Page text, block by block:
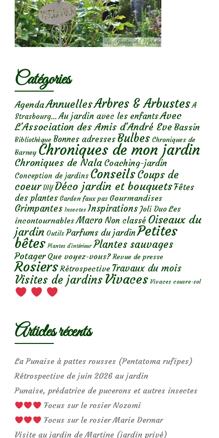
Catégories
AgendaAnnuellesArbres & Arbustes A
Strasbourg... Au jardin avec les enfantsAvec
L'Association des Amis d'André Eve Bassin
Bibliothèque Bonnes adresses Bulbes Chroniques de
Barney Chroniques de mon jardin
Chroniques de Nala Coaching-jardin
Conception de jardins ConseilsCoups de
coeur DIY Déco jardin et bouquetsFêtes
des plantes Garden faux pas Gourmandises
Grimpantes Insectes Inspirations Joli Duo Les
incontournables Macro Non classé Oiseaux du
jardin Outils Parfums du jardinPetites
bêtes Plantes d’intérieur Plantes sauvages
Potager Que voyez-vous? Revue de presse
Rosiers Rétrospective Travaux du mois
Visites de jardins Vivaces Vivaces couvre-sol
Articles récents
La Punaise à pattes rousses (Pentatoma rufipes)
Rétrospective de juin 2026 au jardin
Punaise, prédatrice de pucerons et autres insectes
Focus sur le rosier Nozomi
Focus sur le rosier Marie Dermar
Visite au jardin de Martine (jardin privé)